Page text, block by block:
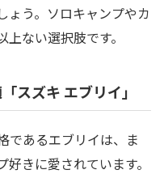
ょう。ソロキャンプやカ
ない選択肢です。
スズキ エブリイ」
であるエブリイは、ま
きに愛されています。